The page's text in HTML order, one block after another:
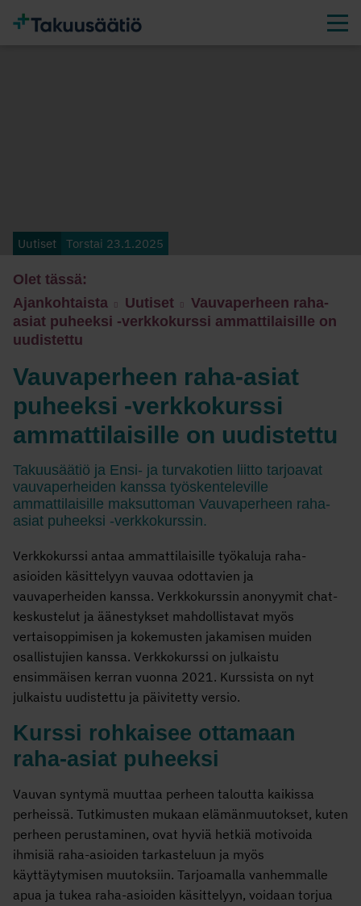
Uutiset Torstai 23.1.2025
Olet tässä:
Ajankohtaista
Uutiset
Vauvaperheen raha-
asiat puheeksi -verkkokurssi ammattilaisille on
uudistettu
Vauvaperheen raha-asiat
puheeksi -verkkokurssi
ammattilaisille on uudistettu
Takuusäätiö ja Ensi- ja turvakotien liitto tarjoavat
vauvaperheiden kanssa työskenteleville
ammattilaisille maksuttoman Vauvaperheen raha-
asiat puheeksi -verkkokurssin.
Verkkokurssi antaa ammattilaisille työkaluja raha-
asioiden käsittelyyn vauvaa odottavien ja
vauvaperheiden kanssa. Verkkokurssin anonyymit chat-
keskustelut ja äänestykset mahdollistavat myös
vertaisoppimisen ja kokemusten jakamisen muiden
osallistujien kanssa. Verkkokurssi on julkaistu
ensimmäisen kerran vuonna 2021. Kurssista on nyt
julkaistu uudistettu ja päivitetty versio.
Kurssi rohkaisee ottamaan
raha-asiat puheeksi
Vauvan syntymä muuttaa perheen taloutta kaikissa
perheissä. Tutkimusten mukaan elämänmuutokset, kuten
perheen perustaminen, ovat hyviä hetkiä motivoida
ihmisiä raha-asioiden tarkasteluun ja myös
käyttäytymisen muutoksiin. Tarjoamalla vanhemmalle
apua ja tukea raha-asioiden käsittelyyn, voidaan torjua